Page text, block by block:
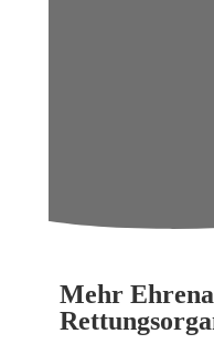
Mehr